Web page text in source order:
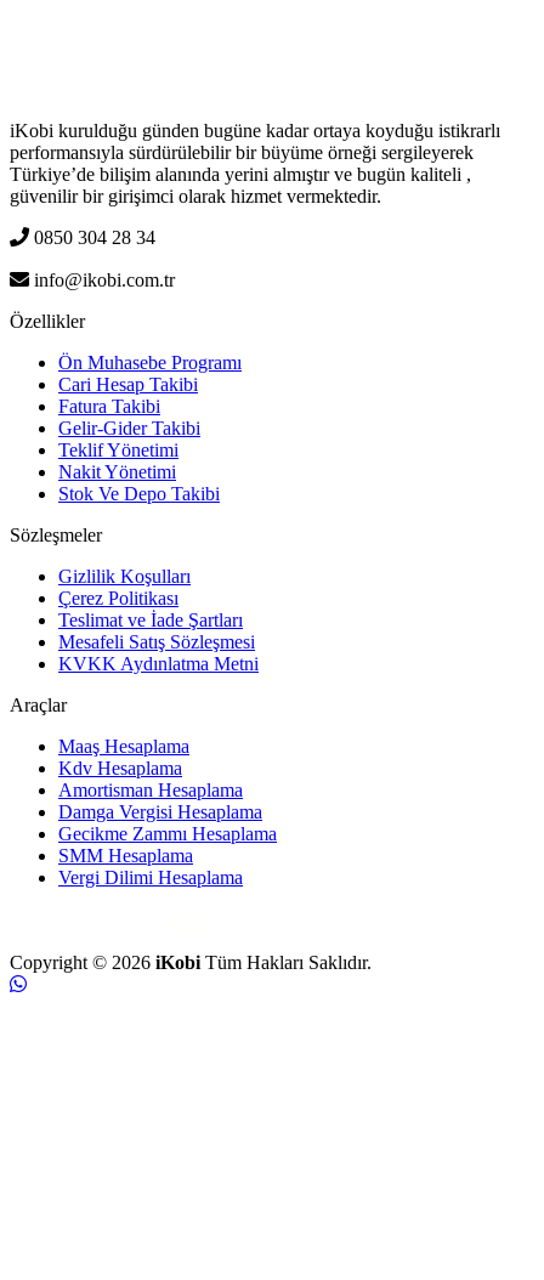
iKobi kurulduğu günden bugüne kadar ortaya koyduğu istikrarlı
performansıyla sürdürülebilir bir büyüme örneği sergileyerek
Türkiye’de bilişim alanında yerini almıştır ve bugün kaliteli ,
güvenilir bir girişimci olarak hizmet vermektedir.
0850 304 28 34
info@ikobi.com.tr
Özellikler
Ön Muhasebe Programı
Cari Hesap Takibi
Fatura Takibi
Gelir-Gider Takibi
Teklif Yönetimi
Nakit Yönetimi
Stok Ve Depo Takibi
Sözleşmeler
Gizlilik Koşulları
Çerez Politikası
Teslimat ve İade Şartları
Mesafeli Satış Sözleşmesi
KVKK Aydınlatma Metni
Araçlar
Maaş Hesaplama
Kdv Hesaplama
Amortisman Hesaplama
Damga Vergisi Hesaplama
Gecikme Zammı Hesaplama
SMM Hesaplama
Vergi Dilimi Hesaplama
Copyright © 2026 iKobi Tüm Hakları Saklıdır.